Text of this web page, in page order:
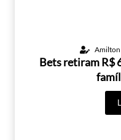
Amilton
Bets retiram R$